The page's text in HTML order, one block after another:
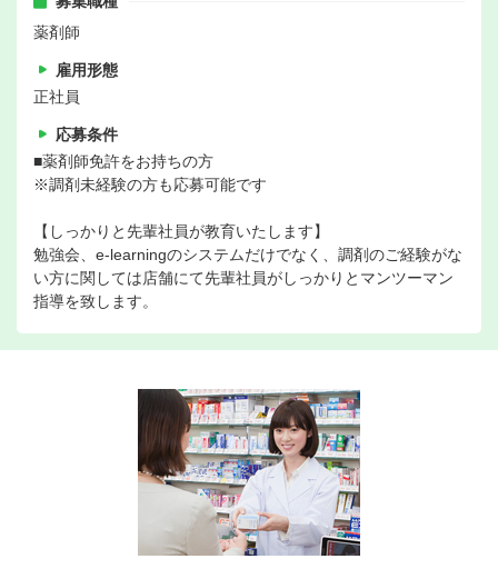
薬剤師
雇用形態
正社員
応募条件
■薬剤師免許をお持ちの方
※調剤未経験の方も応募可能です
【しっかりと先輩社員が教育いたします】
勉強会、e-learningのシステムだけでなく、調剤のご経験がな
い方に関しては店舗にて先輩社員がしっかりとマンツーマン
指導を致します。